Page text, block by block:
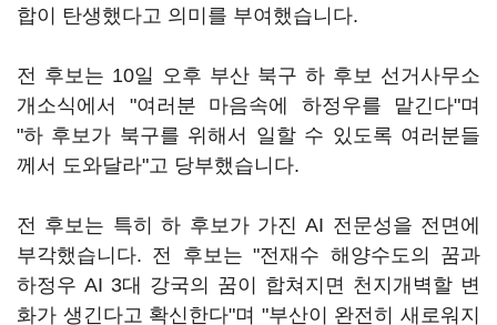
합이 탄생했다고 의미를 부여했습니다.
전 후보는 10일 오후 부산 북구 하 후보 선거사무소
개소식에서 "여러분 마음속에 하정우를 맡긴다"며
"하 후보가 북구를 위해서 일할 수 있도록 여러분들
께서 도와달라"고 당부했습니다.
전 후보는 특히 하 후보가 가진 AI 전문성을 전면에
부각했습니다. 전 후보는 "전재수 해양수도의 꿈과
하정우 AI 3대 강국의 꿈이 합쳐지면 천지개벽할 변
화가 생긴다고 확신한다"며 "부산이 완전히 새로워지